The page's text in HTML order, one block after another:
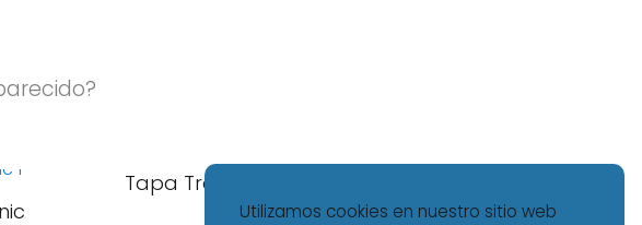
Tapa Trasera Xiaomi Mi5S
Utilizamos cookies en nuestro sitio web